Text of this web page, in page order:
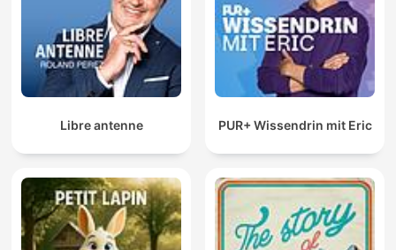
Libre antenne PUR+ Wissendrin mit Eric